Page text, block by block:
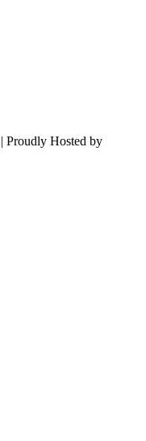
Proudly Hosted by